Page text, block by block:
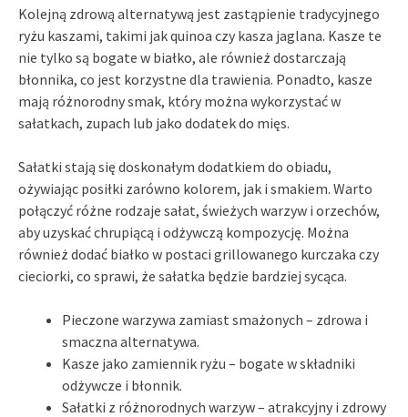
Kolejną zdrową alternatywą jest zastąpienie tradycyjnego
ryżu kaszami, takimi jak quinoa czy kasza jaglana. Kasze te
nie tylko są bogate w białko, ale również dostarczają
błonnika, co jest korzystne dla trawienia. Ponadto, kasze
mają różnorodny smak, który można wykorzystać w
sałatkach, zupach lub jako dodatek do mięs.
Sałatki stają się doskonałym dodatkiem do obiadu,
ożywiając posiłki zarówno kolorem, jak i smakiem. Warto
połączyć różne rodzaje sałat, świeżych warzyw i orzechów,
aby uzyskać chrupiącą i odżywczą kompozycję. Można
również dodać białko w postaci grillowanego kurczaka czy
cieciorki, co sprawi, że sałatka będzie bardziej sycąca.
Pieczone warzywa zamiast smażonych – zdrowa i
smaczna alternatywa.
Kasze jako zamiennik ryżu – bogate w składniki
odżywcze i błonnik.
Sałatki z różnorodnych warzyw – atrakcyjny i zdrowy